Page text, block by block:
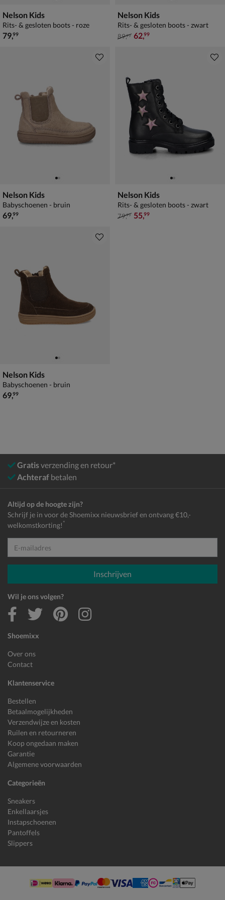
Nelson Kids
Rits- & gesloten boots - roze
€ 79,99
79,99
Nelson Kids
Rits- & gesloten boots - zwart
van € 89,99 voor € 62,99
89,99 62,99
Nelson Kids
Babyschoenen - bruin
€ 69,99
69,99
Nelson Kids
Rits- & gesloten boots - zwart
van € 79,99 voor € 55,99
79,99 55,99
Nelson Kids
Babyschoenen - bruin
€ 69,99
69,99
Gratisverzending en retour*
Achteraf betalen
Shoemixx
Over ons
Contact
Klantenservice
Bestellen
Betaalmogelijkheden
Verzendwijze en kosten
Ruilen en retourneren
Koop ongedaan maken
Garantie
Algemene voorwaarden
Categorieën
Sneakers
Enkellaarsjes
Instapschoenen
Pantoffels
Slippers
Altijd op de hoogte zijn?
Schrijf je in voor de Shoemixx nieuwsbrief en ontvang €10,-
welkomstkorting! *
E-mailadres
Inschrijven
Wil je ons volgen?